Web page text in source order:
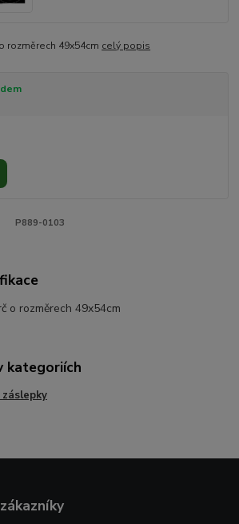
rozměrech 49x54cm celý popis
P889-0103
o rozměrech 49x54cm
kategoriích